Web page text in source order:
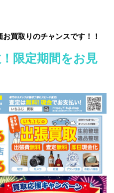
買取りのチャンスです！！
限定期間をお見